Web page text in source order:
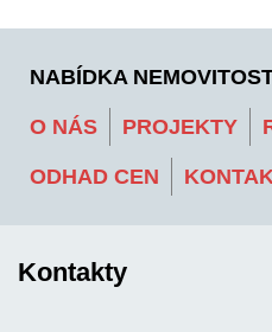
NABÍDKA
O NÁS PROJEKTY
ODHAD CEN
Kontakty